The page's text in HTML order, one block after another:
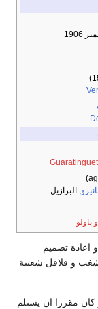
, البرازيل
اعادة تصميم
و قلاقل شعبية
كان مقررا ان يستلم